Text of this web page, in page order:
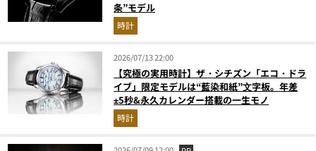
条”モデル
時計
2026/07/13 22:00
【究極の実用時計】ザ・シチズン「エコ・ドラ
イブ」限定モデルは“藍染和紙”⽂字板。年差
±5秒&永久カレンダー搭載の一生モノ
時計